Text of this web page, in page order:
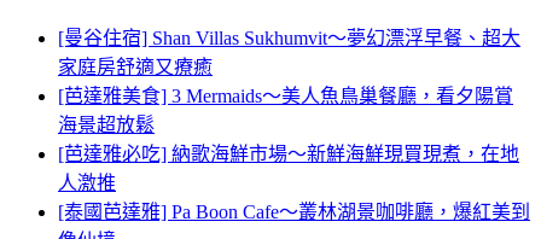
[曼谷住宿] Shan Villas Sukhumvit～夢幻漂浮早餐、超大
家庭房舒適又療癒
[芭達雅美食] 3 Mermaids～美人魚鳥巢餐廳，看夕陽賞
海景超放鬆
[芭達雅必吃] 納歌海鮮市場～新鮮海鮮現買現煮，在地
人激推
[泰國芭達雅] Pa Boon Cafe～叢林湖景咖啡廳，爆紅美到